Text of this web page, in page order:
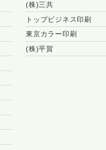
(株)三共
トップビジネス印刷
東京カラー印刷
(株)平賀